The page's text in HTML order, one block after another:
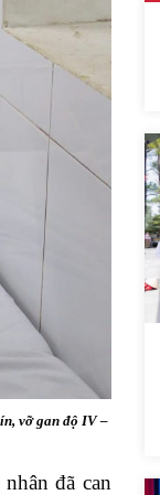
vỡ gan độ IV –
đã can